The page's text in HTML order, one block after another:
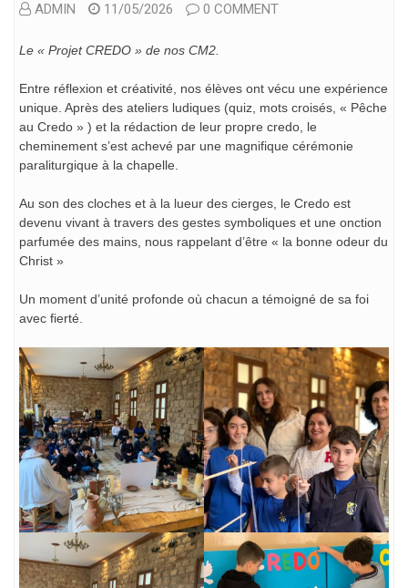
ADMIN 11/05/2026 0 COMMENT
Le « Projet CREDO » de nos CM2.
Entre réflexion et créativité, nos élèves ont vécu une expérience
unique. Après des ateliers ludiques (quiz, mots croisés, « Pêche
au Credo » ) et la rédaction de leur propre credo, le
cheminement s’est achevé par une magnifique cérémonie
paraliturgique à la chapelle.
Au son des cloches et à la lueur des cierges, le Credo est
devenu vivant à travers des gestes symboliques et une onction
parfumée des mains, nous rappelant d’être « la bonne odeur du
Christ »
Un moment d’unité profonde où chacun a témoigné de sa foi
avec fierté.